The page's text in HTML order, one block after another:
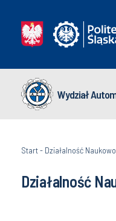
Wydział
Start- Działalność
Działalność